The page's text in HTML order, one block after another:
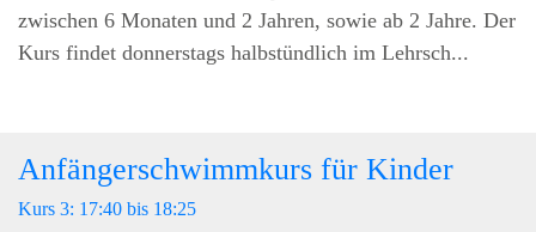
zwischen 6 Monaten und 2 Jahren, sowie ab 2 Jahre. Der
Kurs findet donnerstags halbstündlich im Lehrsch...
Anfängerschwimmkurs für Kinder
Kurs 3: 17:40 bis 18:25